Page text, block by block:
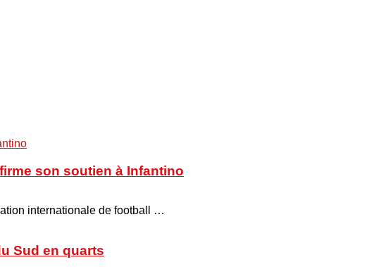
son soutien à Infantino
internationale de football …
Sud en quarts